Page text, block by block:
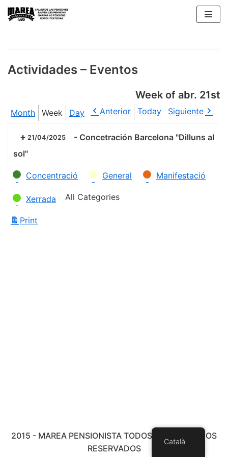
Skip
Actividades – Eventos
Week of abr. 21st
Month Week Day Anterior Today Siguiente
21/04/2025 - Concetración Barcelona "Dilluns al
sol"
Categories
Concentració General Manifestació
Xerrada All Categories
Print
2015 - MAREA PENSIONISTA TODOS LOS DERECHOS
RESERVADOS
Català